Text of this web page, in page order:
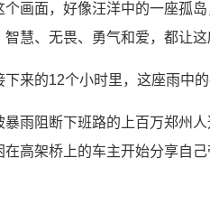
个画面，好像汪洋中的一座孤
智慧、无畏、勇气和爱，都让这
下来的12个小时里，这座雨中
暴雨阻断下班路的上百万郑州
在高架桥上的车主开始分享自